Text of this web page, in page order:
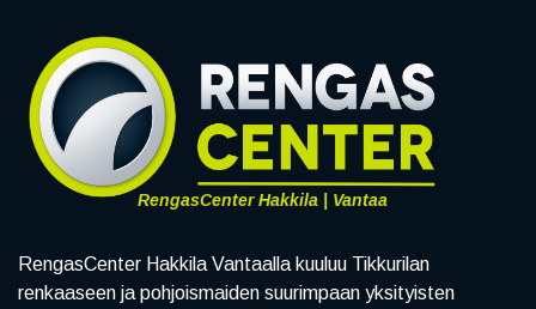
RengasCenter Hakkila | Vantaa
RengasCenter Hakkila Vantaalla kuuluu Tikkurilan
renkaaseen ja pohjoismaiden suurimpaan yksityisten